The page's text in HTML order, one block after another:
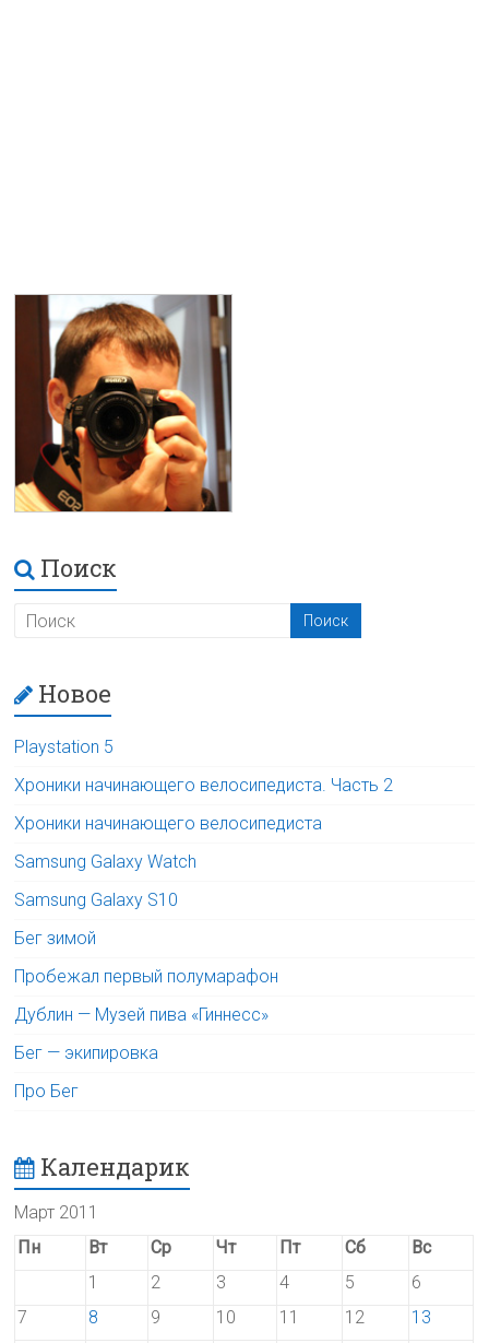
Поиск
Новое
Playstation 5
Хроники начинающего велосипедиста. Часть 2
Хроники начинающего велосипедиста
Samsung Galaxy Watch
Samsung Galaxy S10
Бег зимой
Пробежал первый полумарафон
Дублин — Музей пива «Гиннесс»
Бег — экипировка
Про Бег
Календарик
Март 2011
Пн
Вт Ср Чт Пт Сб
Вс
1
2 3 4 5
6
7
8 9 10 11 12
13